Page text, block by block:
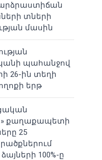
տների
մասին
պահանջով
26-ին տեղի
երթ
քաղաքապետի
25
100%-ը